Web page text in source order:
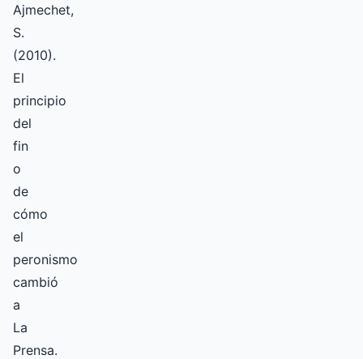
Ajmechet,
S.
(2010).
El
principio
del
fin
o
de
cómo
el
peronismo
cambió
a
La
Prensa.